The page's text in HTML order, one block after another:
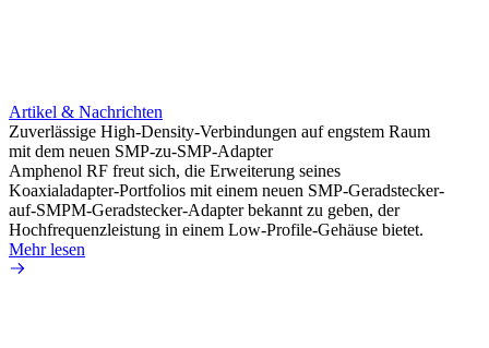
Artikel & Nachrichten
Zuverlässige High-Density-Verbindungen auf engstem Raum
mit dem neuen SMP-zu-SMP-Adapter
Amphenol RF freut sich, die Erweiterung seines
Koaxialadapter-Portfolios mit einem neuen SMP-Geradstecker-
auf-SMPM-Geradstecker-Adapter bekannt zu geben, der
Hochfrequenzleistung in einem Low-Profile-Gehäuse bietet.
Mehr lesen